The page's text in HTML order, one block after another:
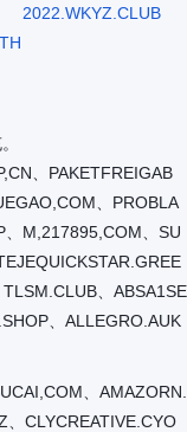
2022.WKYZ.CLUB
、PAKETFREIGAB
、PROBLA
、M,217895,COM、SU
、ABSA1SE
、ALLEGRO.AUK
、AMAZORN.
CLYCREATIVE.CYO